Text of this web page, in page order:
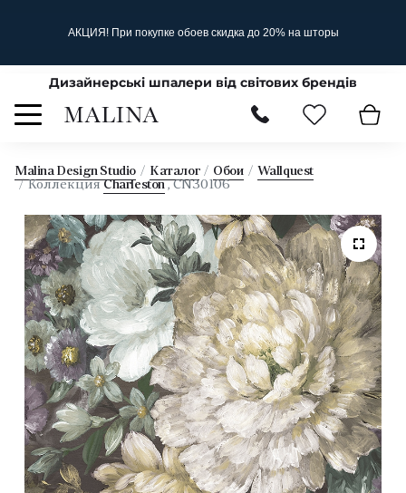
АКЦИЯ! При покупке обоев скидка до 20% на шторы
Дизайнерські шпалери від світових брендів
Malina Design Studio Каталог Обои
Wallquest
Коллекция Charleston , CN30106